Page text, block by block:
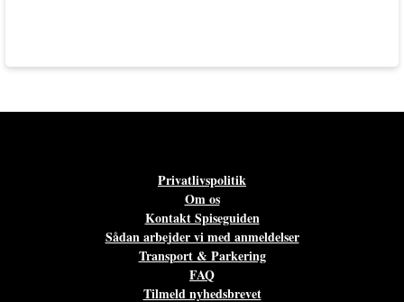
Privatlivspolitik
Om os
Kontakt Spiseguiden
Sådan arbejder vi med anmeldelser
Transport & Parkering
FAQ
Tilmeld nyhedsbrevet